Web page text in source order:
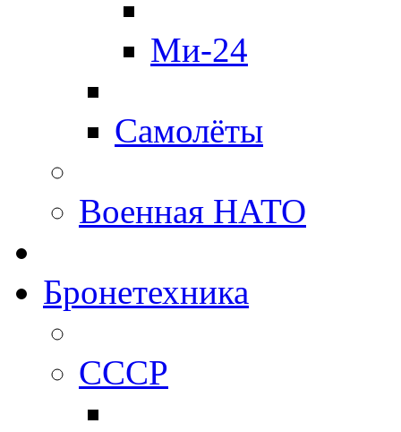
Ми-24
Самолёты
Военная НАТО
Бронетехника
СССР